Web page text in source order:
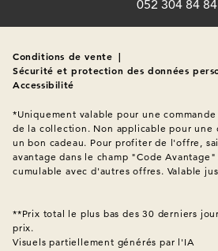
052 304 84 84
Conditions de vente |
Sécurité et protection des données
Accessibilité
*Uniquement valable pour une
de la collection. Non applicable pour une
un bon cadeau. Pour profiter de l'offre,
avantage dans le champ "Code
cumulable avec d'autres offres. Valable
**Prix total le plus bas des 30 derniers
Visuels partiellement générés par l'IA